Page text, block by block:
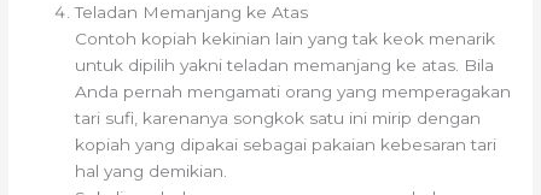
Teladan Memanjang ke Atas
Contoh kopiah kekinian lain yang tak keok menarik
untuk dipilih yakni teladan memanjang ke atas. Bila
Anda pernah mengamati orang yang memperagakan
tari sufi, karenanya songkok satu ini mirip dengan
kopiah yang dipakai sebagai pakaian kebesaran tari
hal yang demikian.